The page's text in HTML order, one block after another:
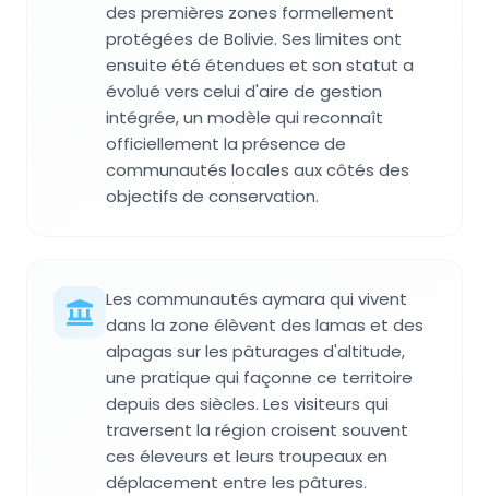
des premières zones formellement
protégées de Bolivie. Ses limites ont
ensuite été étendues et son statut a
évolué vers celui d'aire de gestion
intégrée, un modèle qui reconnaît
officiellement la présence de
communautés locales aux côtés des
objectifs de conservation.
Les communautés aymara qui vivent
dans la zone élèvent des lamas et des
alpagas sur les pâturages d'altitude,
une pratique qui façonne ce territoire
depuis des siècles. Les visiteurs qui
traversent la région croisent souvent
ces éleveurs et leurs troupeaux en
déplacement entre les pâtures.